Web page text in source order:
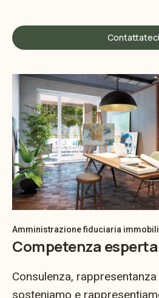
Contattateci
Amministrazione fiduciaria
Competenza esperta
Consulenza,
sosteniamo e